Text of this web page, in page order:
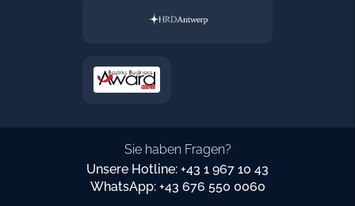
Sie haben Fragen?
Unsere Hotline: +43 1 967 10 43
WhatsApp: +43 676 550 0060